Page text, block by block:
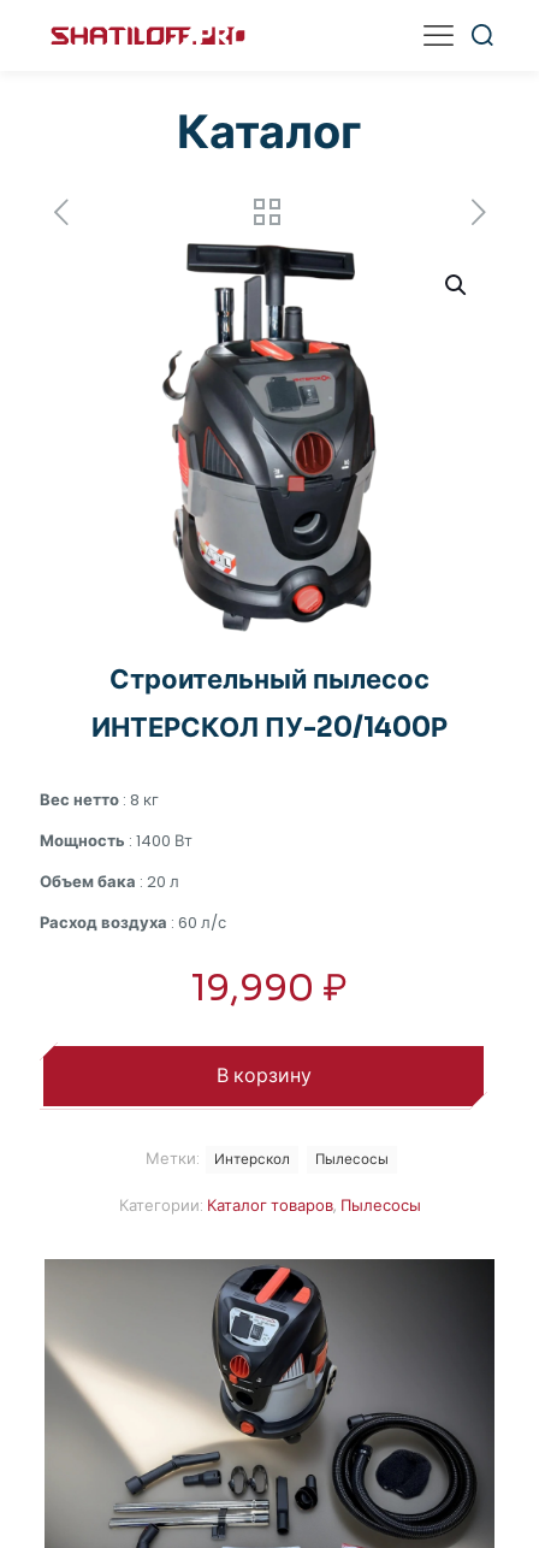
Каталог
Строительный пылесос
ИНТЕРСКОЛ ПУ-20/1400Р
Вес нетто : 8 кг
Мощность : 1400 Вт
Объем бака : 20 л
Расход воздуха : 60 л/с
19,990 ₽
В корзину
Категории: Каталог товаров, Пылесосы
Метки: Интерскол Пылесосы